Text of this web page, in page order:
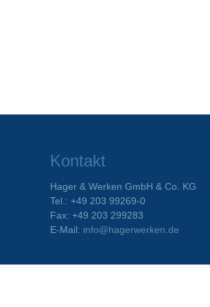
Kontakt
Hager & Werken GmbH & Co. KG
Tel.: +49 203 99269-0
Fax: +49 203 299283
E-Mail: info@hagerwerken.de